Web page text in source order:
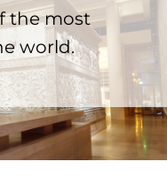
the most
world.